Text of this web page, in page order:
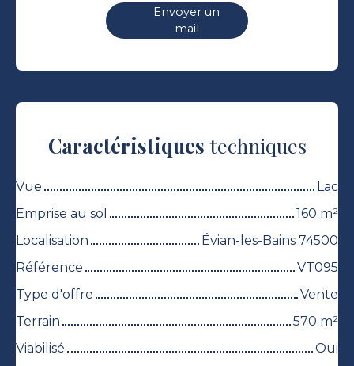
Envoyer un
mail
Caractéristiques techniques
Vue
Lac
Emprise au sol
160 m²
Localisation
Évian-les-Bains 74500
Référence
VT095
Type d'offre
Vente
Terrain
570 m²
Viabilisé
Oui